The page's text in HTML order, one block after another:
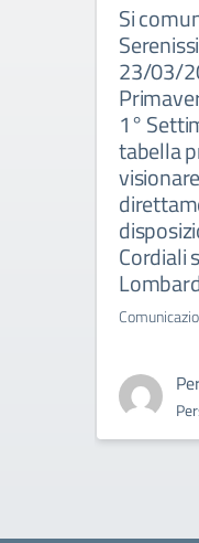
Si
23/03/
1°
tabella
Cordiali